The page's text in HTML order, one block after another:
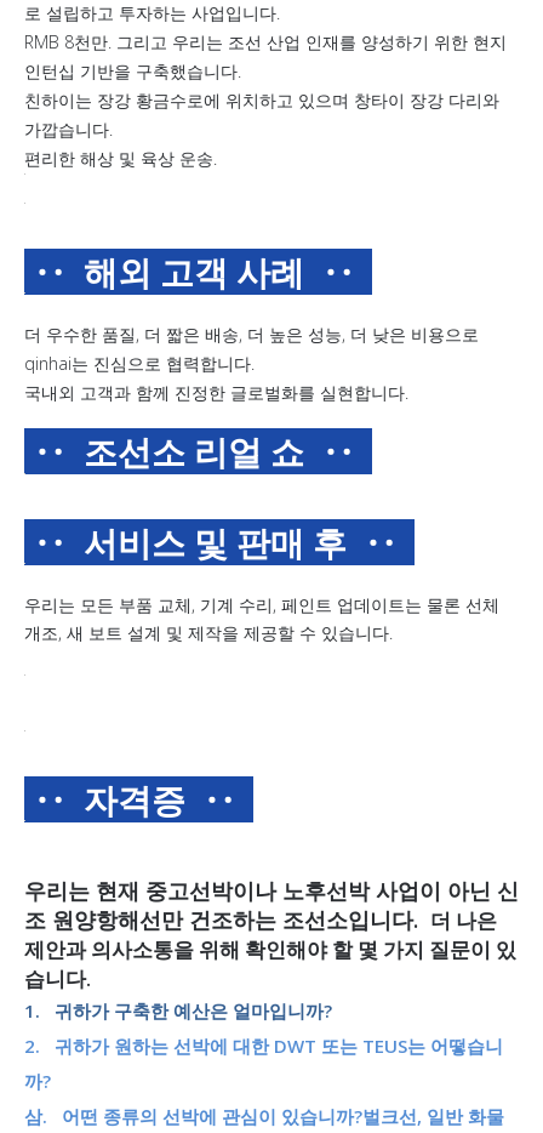
로 설립하고 투자하는 사업입니다.
RMB 8천만. 그리고 우리는 조선 산업 인재를 양성하기 위한 현지
인턴십 기반을 구축했습니다.
친하이는 장강 황금수로에 위치하고 있으며 창타이 장강 다리와
가깝습니다.
편리한 해상 및 육상 운송.
‥ 해외 고객 사례 ‥
더 우수한 품질, 더 짧은 배송, 더 높은 성능, 더 낮은 비용으로
qinhai는 진심으로 협력합니다.
국내외 고객과 함께 진정한 글로벌화를 실현합니다.
‥ 조선소 리얼 쇼 ‥
‥ 서비스 및 판매 후 ‥
우리는 모든 부품 교체, 기계 수리, 페인트 업데이트는 물론 선체
개조, 새 보트 설계 및 제작을 제공할 수 있습니다.
‥ 자격증 ‥
우리는 현재 중고선박이나 노후선박 사업이 아닌 신
조 원양항해선만 건조하는 조선소입니다. 더 나은
제안과 의사소통을 위해 확인해야 할 몇 가지 질문이 있
습니다.
1. 귀하가 구축한 예산은 얼마입니까?
2. 귀하가 원하는 선박에 대한 DWT 또는 TEUS는 어떻습니
까?
삼. 어떤 종류의 선박에 관심이 있습니까?벌크선, 일반 화물